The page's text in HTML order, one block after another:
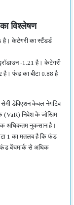
विश्लेषण
केटेगरी का स्टैंडर्ड
-1.21 है। केटेगरी
फंड का बीटा 0.88 है
सेमी डेविएशन केवल नेगटिव
(VaR) निवेश के जोखिम
तक अधिकतम नुकसान है।
1 का मतलब है कि फंड
फंड बेंचमार्क से अधिक